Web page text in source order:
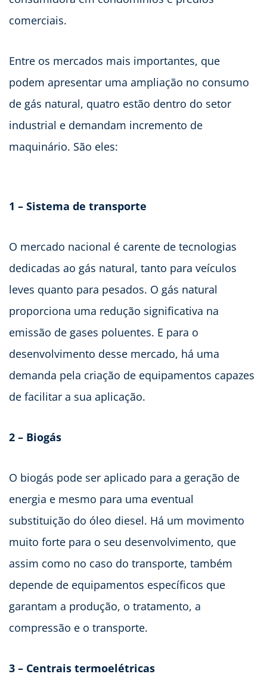
comerciais.
Entre os mercados mais importantes, que
podem apresentar uma ampliação no consumo
de gás natural, quatro estão dentro do setor
industrial e demandam incremento de
maquinário. São eles:
1 – Sistema de transporte
O mercado nacional é carente de tecnologias
dedicadas ao gás natural, tanto para veículos
leves quanto para pesados. O gás natural
proporciona uma redução significativa na
emissão de gases poluentes. E para o
desenvolvimento desse mercado, há uma
demanda pela criação de equipamentos capazes
de facilitar a sua aplicação.
2 – Biogás
O biogás pode ser aplicado para a geração de
energia e mesmo para uma eventual
substituição do óleo diesel. Há um movimento
muito forte para o seu desenvolvimento, que
assim como no caso do transporte, também
depende de equipamentos específicos que
garantam a produção, o tratamento, a
compressão e o transporte.
3 – Centrais termoelétricas